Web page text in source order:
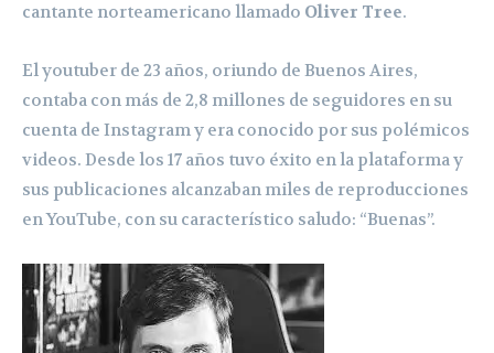
cantante norteamericano llamado Oliver Tree.
El youtuber de 23 años, oriundo de Buenos Aires,
contaba con más de 2,8 millones de seguidores en su
cuenta de Instagram y era conocido por sus polémicos
videos. Desde los 17 años tuvo éxito en la plataforma y
sus publicaciones alcanzaban miles de reproducciones
en YouTube, con su característico saludo: “Buenas”.